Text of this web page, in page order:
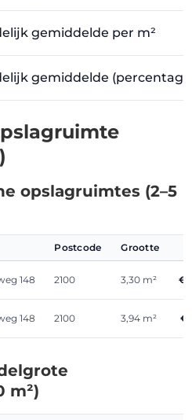
gemiddelde per m²
gemiddelde
opslagruimtes (2–5
Postcode Grootte
148 2100 3,30 m² €
148 2100 3,94 m² €
m²)